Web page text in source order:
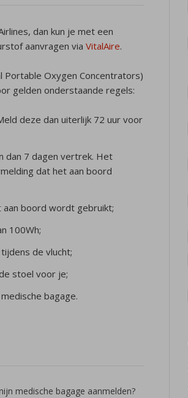
dan kun je met een
aanvragen via VitalAire.
Portable Oxygen Concentrators)
gelden onderstaande regels:
deze dan uiterlijk 72 uur voor
dan 7 dagen vertrek. Het
dat het aan boord
aan boord wordt gebruikt;
100Wh;
de vlucht;
stoel voor je;
bagage.
medische bagage aanmelden?